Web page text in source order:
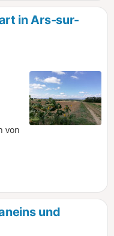
der Region.
in Ars-sur-
von
und